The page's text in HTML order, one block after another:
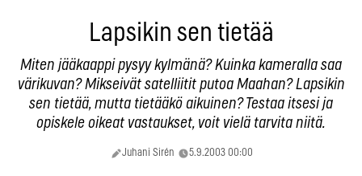
Lapsikin sen tietää
Miten jääkaappi pysyy kylmänä? Kuinka kameralla saa
värikuvan? Mikseivät satelliitit putoa Maahan? Lapsikin
sen tietää, mutta tietääkö aikuinen? Testaa itsesi ja
opiskele oikeat vastaukset, voit vielä tarvita niitä.
Juhani Sirén 5.9.2003 00:00